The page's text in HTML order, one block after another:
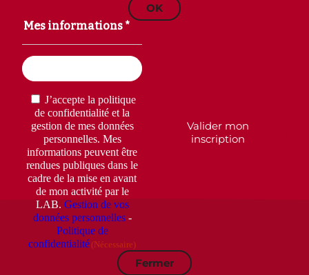
OK
Mes informations *
Email
RGPD(Nécessaire)
J’accepte la politique
de confidentialité et la
gestion de mes données
personnelles. Mes
informations peuvent être
rendues publiques dans le
cadre de la mise en avant
de mon activité par le
LAB. Gestion de vos
données personnelles-
Politique de
confidentialité (Nécessaire)
Valider mon
inscription
Fermer